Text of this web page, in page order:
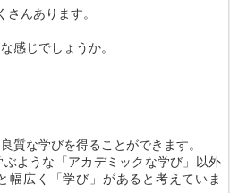
んあります。
感じでしょうか。
質な学びを得ることができます。
ような「アカデミックな学び」以外
幅広く「学び」があると考えていま